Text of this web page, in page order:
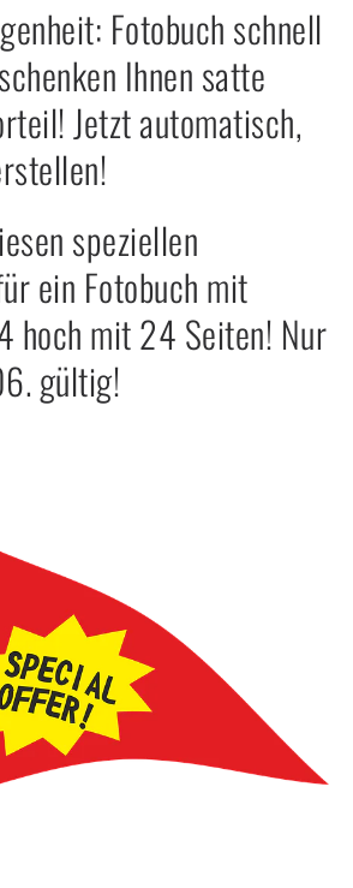
Fotobuch schnell
Ihnen satte
Jetzt automatisch,
speziellen
ein Fotobuch mit
hoch mit 24 Seiten! Nur
gültig!